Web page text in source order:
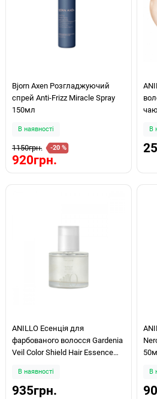
Bjorn Axen Розгладжуючий
спрей Anti-Frizz Miracle Spray
150мл
В наявності
1150грн. -20 %
920грн.
В
ANILLO Есенція для
фарбованого волосся Gardenia
Veil Color Shield Hair Essence
В наявності
935грн.
В